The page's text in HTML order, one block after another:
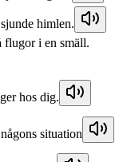
himlen.
flugor i en smäll.
hos dig.
situation